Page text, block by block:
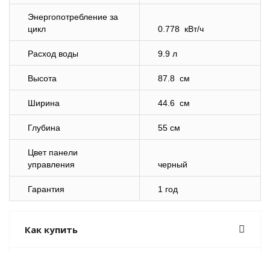
Энергопотребление за
цикл
0.778 кВт/ч
Расход воды 9.9 л
Высота 87.8 см
Ширина 44.6 см
Глубина 55 см
Цвет панели
управления
черный
Гарантия 1 год
Как купить